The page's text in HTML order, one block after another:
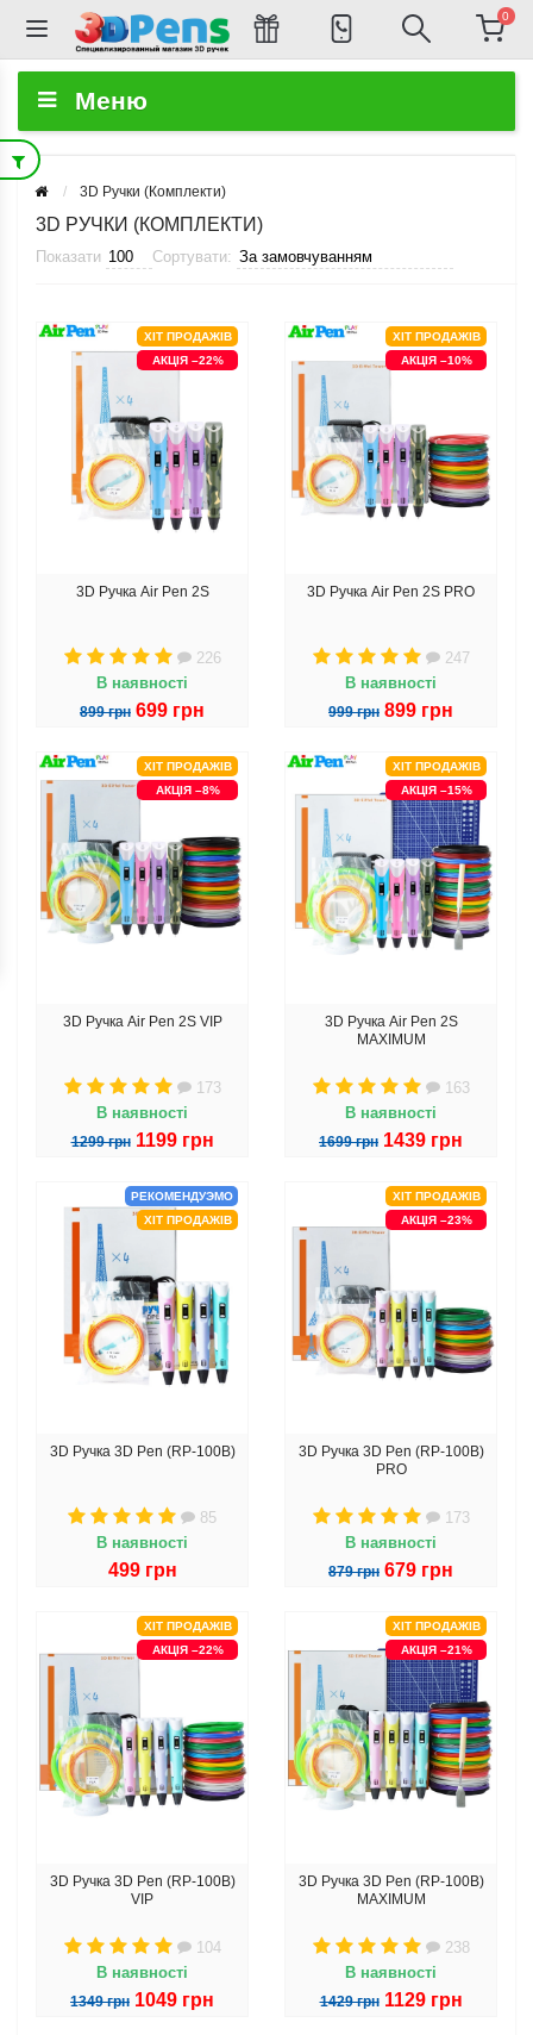
0
Меню
3D Ручки (Комплекти)
3D РУЧКИ (КОМПЛЕКТИ)
Показати Сортувати:
ХІТ ПРОДАЖІВ
АКЦІЯ –22%
3D Ручка Air Pen 2S
226
В наявності
899 грн 699 грн
ХІТ ПРОДАЖІВ
АКЦІЯ –10%
3D Ручка Air Pen 2S PRO
247
В наявності
999 грн 899 грн
ХІТ ПРОДАЖІВ
АКЦІЯ –8%
3D Ручка Air Pen 2S VIP
173
В наявності
1299 грн 1199 грн
ХІТ ПРОДАЖІВ
АКЦІЯ –15%
3D Ручка Air Pen 2S
MAXIMUM
163
В наявності
1699 грн 1439 грн
РЕКОМЕНДУЭМО
ХІТ ПРОДАЖІВ
3D Ручка 3D Pen (RP-100B)
85
В наявності
499 грн
ХІТ ПРОДАЖІВ
АКЦІЯ –23%
3D Ручка 3D Pen (RP-100B)
PRO
173
В наявності
879 грн 679 грн
ХІТ ПРОДАЖІВ
АКЦІЯ –22%
3D Ручка 3D Pen (RP-100B)
VIP
104
В наявності
1349 грн 1049 грн
ХІТ ПРОДАЖІВ
АКЦІЯ –21%
3D Ручка 3D Pen (RP-100B)
MAXIMUM
238
В наявності
1429 грн 1129 грн